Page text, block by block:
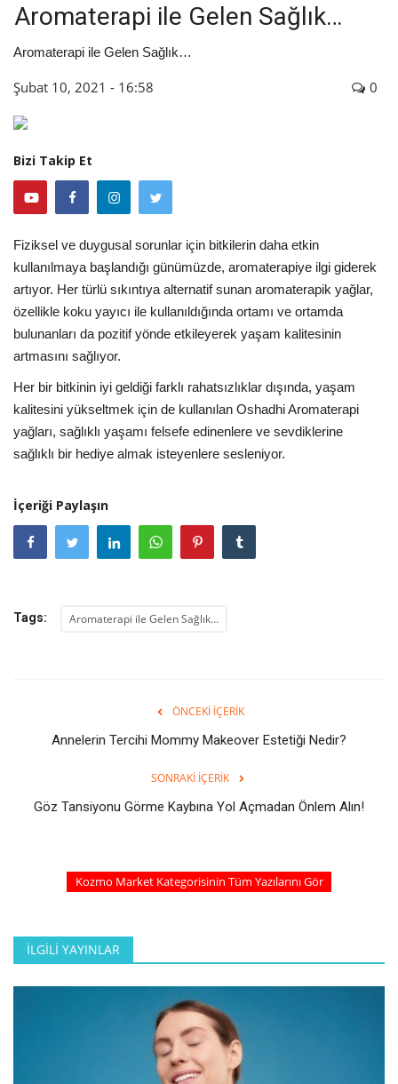
Aromaterapi ile Gelen Sağlık…
Aromaterapi ile Gelen Sağlık…
Şubat 10, 2021 - 16:58 0
Bizi Takip Et
Fiziksel ve duygusal sorunlar için bitkilerin daha etkin
kullanılmaya başlandığı günümüzde, aromaterapiye ilgi giderek
artıyor. Her türlü sıkıntıya alternatif sunan aromaterapik yağlar,
özellikle koku yayıcı ile kullanıldığında ortamı ve ortamda
bulunanları da pozitif yönde etkileyerek yaşam kalitesinin
artmasını sağlıyor.
Her bir bitkinin iyi geldiği farklı rahatsızlıklar dışında, yaşam
kalitesini yükseltmek için de kullanılan Oshadhi Aromaterapi
yağları, sağlıklı yaşamı felsefe edinenlere ve sevdiklerine
sağlıklı bir hediye almak isteyenlere sesleniyor.
İçeriği Paylaşın
Tags: Aromaterapi ile Gelen Sağlık…
ÖNCEKI İÇERIK
Annelerin Tercihi Mommy Makeover Estetiği Nedir?
SONRAKI İÇERIK
Göz Tansiyonu Görme Kaybına Yol Açmadan Önlem Alın!
Kozmo Market Kategorisinin Tüm Yazılarını Gör
İLGILI YAYINLAR